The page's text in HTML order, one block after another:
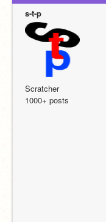
s-t-p
Scratcher
1000+ posts